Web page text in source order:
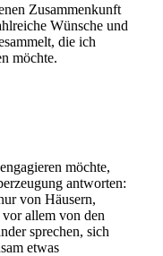
Zusammenkunft
Wünsche und
die ich
möchte.
möchte,
antworten:
von Häusern,
allem von den
sprechen, sich
etwas